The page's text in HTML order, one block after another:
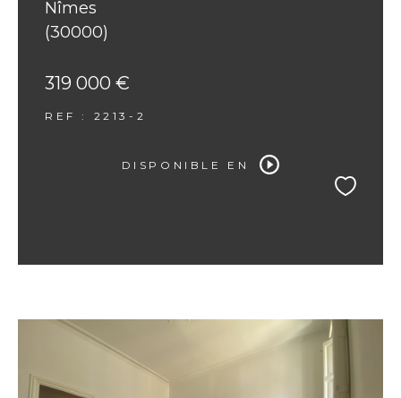
Nîmes
(30000)
319 000 €
REF : 2213-2
DISPONIBLE EN